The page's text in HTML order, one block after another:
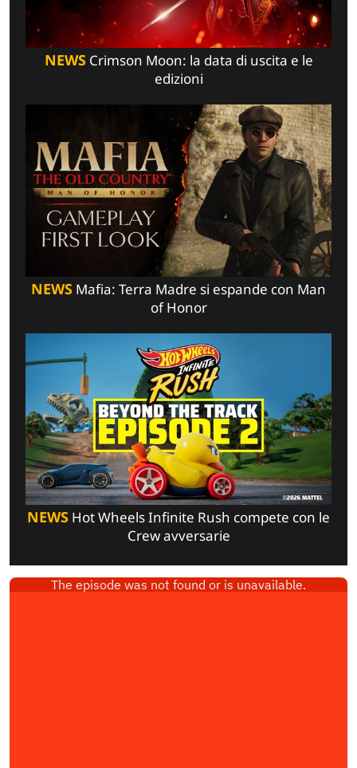
NEWSCrimson Moon: la data di uscita e le
edizioni
NEWS Mafia: Terra Madre si espande con Man
of Honor
NEWS Hot Wheels Infinite Rush compete con le
Crew avversarie